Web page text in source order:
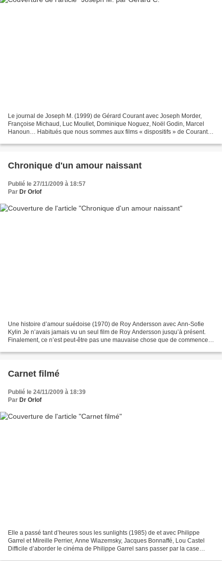
Le journal de Joseph M. (1999) de Gérard Courant avec Joseph Morder,
Françoise Michaud, Luc Moullet, Dominique Noguez, Noël Godin, Marcel
Hanoun… Habitués que nous sommes aux films « dispositifs » de Courant,
Chronique d'un amour naissant
Publié le 27/11/2009 à 18:57
Par Dr Orlof
Une histoire d’amour suédoise (1970) de Roy Andersson avec Ann-Sofie
Kylin Je n’avais jamais vu un seul film de Roy Andersson jusqu’à présent.
Finalement, ce n’est peut-être pas une mauvaise chose que de commencer
Carnet filmé
Publié le 24/11/2009 à 18:39
Par Dr Orlof
Elle a passé tant d’heures sous les sunlights (1985) de et avec Philippe
Garrel et Mireille Perrier, Anne Wiazemsky, Jacques Bonnaffé, Lou Castel
Difficile d’aborder le cinéma de Philippe Garrel sans passer par la case